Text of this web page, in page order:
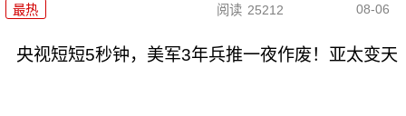
最热 阅读 25212 08-06
央视短短5秒钟，美军3年兵推一夜作废！亚太变天